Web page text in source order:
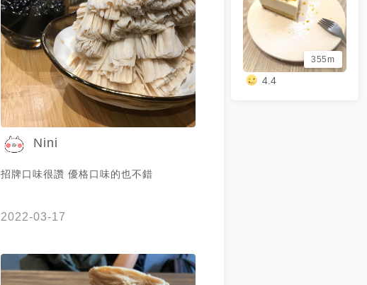
355m
4.4
格冰 吃起來更解膩🫶 配料是特別的起司
粒 搭在一起完全不違和～ 📌炭焙雪腐
$80 原味豆漿味 底下還有豆花 但口感變
硬😂😂 不是古早味那種綿密的豆腐 更像
中華豆腐😅 - 我是雪莉 喜歡我的食記可
以追蹤我喔👉🏻 @shelly_food_life - 整體
來說❤️❤️❤️❤️❣️(4.5/5分) 是一間有點特別
的冰店 基底冰很用心😳 配料也都讚‼️ ▶️
珍珠的甜度的最高 因為有拌黑糖😁 ✨芋
館店 🏠台北市中正區羅斯福路三段244巷
台北美食 #新北美食 #台北冰品 #冰 #夏
北美食推薦 #美食推薦 #美食日記
#taipei #summer #ice #icecream
Nini
招牌口味很讚 優格口味的也不錯
2022-03-17